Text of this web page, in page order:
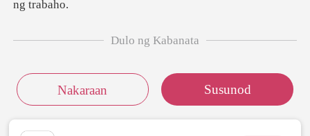
Dulo ng Kabanata
Nakaraan Susunod